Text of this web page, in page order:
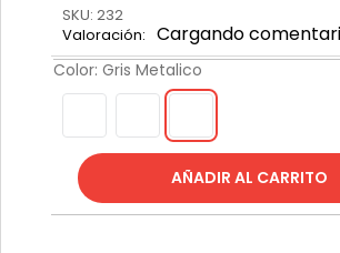
SKU: 232
Cargando
Color: Gris Metalico